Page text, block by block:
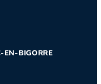
EN-BIGORRE